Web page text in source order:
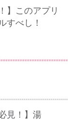
】このアプリ
すべし！
見！】湯